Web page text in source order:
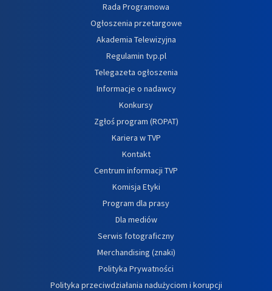
Rada Programowa
Ogłoszenia przetargowe
Akademia Telewizyjna
Regulamin tvp.pl
Telegazeta ogłoszenia
Informacje o nadawcy
Konkursy
Zgłoś program (ROPAT)
Kariera w TVP
Kontakt
Centrum informacji TVP
Komisja Etyki
Program dla prasy
Dla mediów
Serwis fotograficzny
Merchandising (znaki)
Polityka Prywatności
Polityka przeciwdziałania nadużyciom i korupcji